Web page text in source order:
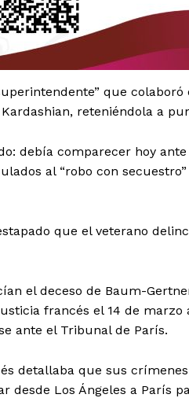
Mi
que
reteniéndola a
debía comparecer hoy
al “robo con
que el veterano
el deceso de Baum-
francés el 14 de
ante el Tribunal de París.
detallaba que sus
desde Los Ángeles a París